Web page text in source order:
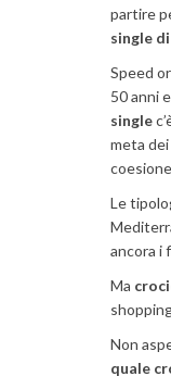
partire
single
Speed
50 anni
single
meta
Le
ancora i
Ma
Non
quale